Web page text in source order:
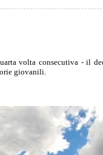
volta consecutiva - il
giovanili.